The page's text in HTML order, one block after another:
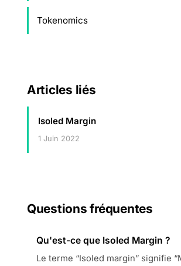
Tokenomics
Articles liés
Isoled Margin
1 Juin 2022
Questions fréquentes
Qu'est-ce que Isoled Margin ?
Le terme “Isoled margin” signifie